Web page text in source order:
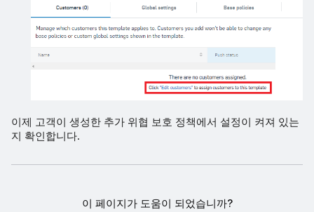
이제 고객이 생성한 추가 위협 보호 정책에서 설정이 켜져 있는
지 확인합니다.
이 페이지가 도움이 되었습니까?